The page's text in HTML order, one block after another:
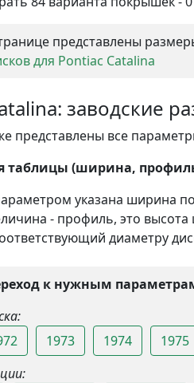
представлены
для Pontiac Catalina
заводские
представлены все
таблицы (ширина,
указана ширина
- профиль, это
диаметру
к нужным
1973 1974 1975